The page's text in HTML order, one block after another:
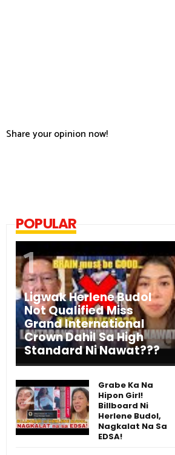
Share your opinion now!
POPULAR
Ligwak Herlene Budol
Not Qualified Miss
Grand International
Crown Dahil Sa High
Standard Ni Nawat???
Grabe Ka Na
Hipon Girl!
Billboard Ni
Herlene Budol,
Nagkalat Na Sa
EDSA!